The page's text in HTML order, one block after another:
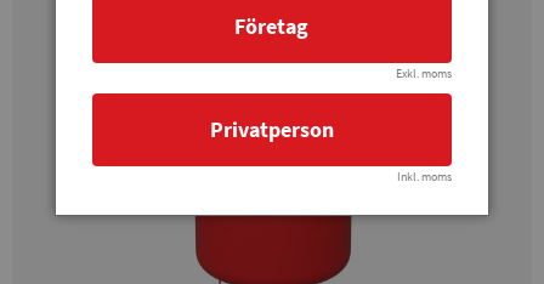
Företag
Exkl. moms
Privatperson
Inkl. moms